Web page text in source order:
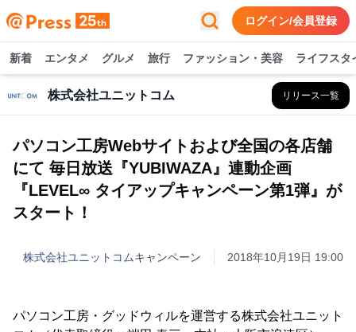
ログイン/会員登録
新着 エンタメ グルメ 旅行 ファッション・美容 ライフスタ
株式会社ユニットコム リリース一覧
パソコン工房Webサイトおよび全国の各店舗
にて 毎日放送『YUBIWAZA』連動企画
『LEVEL∞ タイアップキャンペーン第1弾』が
スタート！
株式会社ユニットコムキャンペーン 2018年10月19日 19:00
パソコン工房・グッドウィルを運営する株式会社ユニット